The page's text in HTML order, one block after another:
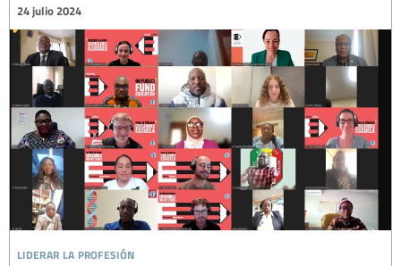
liderar la profesión
24 julio 2024